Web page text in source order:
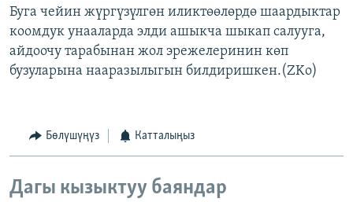
Буга чейин жүргүзүлгөн иликтөөлөрдө шаардыктар
коомдук унааларда элди ашыкча шыкап салууга,
айдоочу тарабынан жол эрежелеринин көп
бузуларына нааразылыгын билдиришкен.(ZKo)
Бөлүшүңүз Катталыңыз
Дагы кызыктуу баяндар